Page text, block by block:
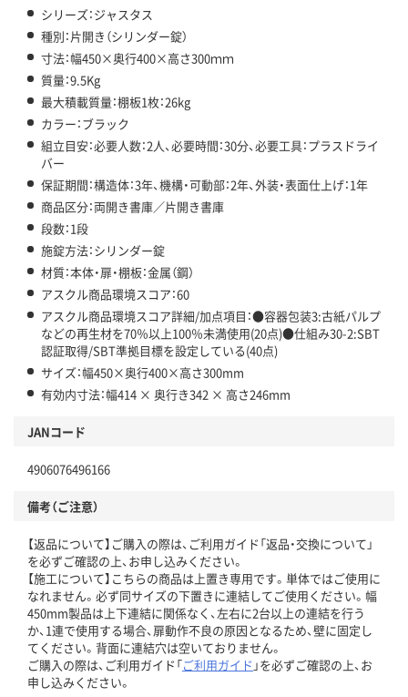
シリーズ：ジャスタス
種別：片開き（シリンダー錠）
寸法：幅450×奥行400×高さ300ｍｍ
質量：9.5Kg
最大積載質量：棚板1枚：26kg
カラー：ブラック
組立目安：必要人数：2人、必要時間：30分、必要工具：プラスドライ
バー
保証期間：構造体：3年、機構・可動部：2年、外装・表面仕上げ：1年
商品区分：両開き書庫／片開き書庫
段数：1段
施錠方法：シリンダー錠
材質：本体・扉・棚板：金属（鋼）
アスクル商品環境スコア：60
アスクル商品環境スコア詳細/加点項目：●容器包装3:古紙パルプ
などの再生材を70％以上100％未満使用(20点)●仕組み30-2:SBT
認証取得/SBT準拠目標を設定している(40点)
サイズ：幅450×奥行400×高さ300mm
有効内寸法：幅414 × 奥行き342 × 高さ246mm
JANコード
4906076496166
備考（ご注意）
【返品について】ご購入の際は、ご利用ガイド「返品・交換について」
を必ずご確認の上、お申し込みください。
【施工について】こちらの商品は上置き専用です。単体ではご使用に
なれません。必ず同サイズの下置きに連結してご使用ください。幅
450mm製品は上下連結に関係なく、左右に2台以上の連結を行う
か、1連で使用する場合、扉動作不良の原因となるため、壁に固定し
てください。背面に連結穴は空いておりません。
ご購入の際は、ご利用ガイド「ご利用ガイド 」を必ずご確認の上、お
申し込みください。